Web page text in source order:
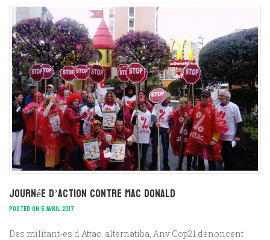
journée d’action contre Mac Donald
POSTED ON 5 AVRIL 2017
Des militant-es d Attac, alternatiba, Anv Cop21 dénoncent